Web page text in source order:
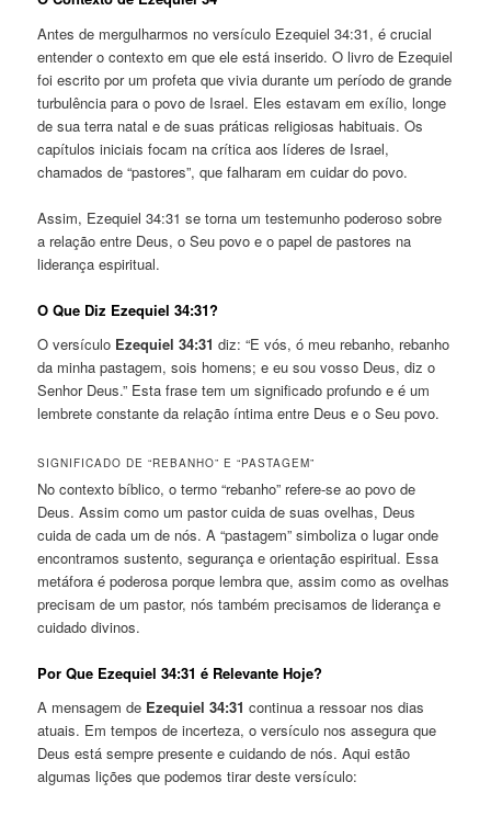
Antes de mergulharmos no versículo Ezequiel 34:31, é crucial
entender o contexto em que ele está inserido. O livro de Ezequiel
foi escrito por um profeta que vivia durante um período de grande
turbulência para o povo de Israel. Eles estavam em exílio, longe
de sua terra natal e de suas práticas religiosas habituais. Os
capítulos iniciais focam na crítica aos líderes de Israel,
chamados de “pastores”, que falharam em cuidar do povo.
Assim, Ezequiel 34:31 se torna um testemunho poderoso sobre
a relação entre Deus, o Seu povo e o papel de pastores na
liderança espiritual.
O Que Diz Ezequiel 34:31?
O versículo Ezequiel 34:31 diz: “E vós, ó meu rebanho, rebanho
da minha pastagem, sois homens; e eu sou vosso Deus, diz o
Senhor Deus.” Esta frase tem um significado profundo e é um
lembrete constante da relação íntima entre Deus e o Seu povo.
SIGNIFICADO DE “REBANHO” E “PASTAGEM”
No contexto bíblico, o termo “rebanho” refere-se ao povo de
Deus. Assim como um pastor cuida de suas ovelhas, Deus
cuida de cada um de nós. A “pastagem” simboliza o lugar onde
encontramos sustento, segurança e orientação espiritual. Essa
metáfora é poderosa porque lembra que, assim como as ovelhas
precisam de um pastor, nós também precisamos de liderança e
cuidado divinos.
Por Que Ezequiel 34:31 é Relevante Hoje?
A mensagem de Ezequiel 34:31 continua a ressoar nos dias
atuais. Em tempos de incerteza, o versículo nos assegura que
Deus está sempre presente e cuidando de nós. Aqui estão
algumas lições que podemos tirar deste versículo: